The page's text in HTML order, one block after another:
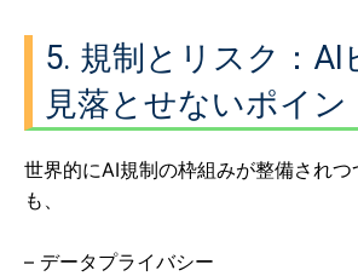
5. 規制とリスク：AI
見落とせないポイン
世界的にAI規制の枠組みが整備され
も、
– データプライバシー